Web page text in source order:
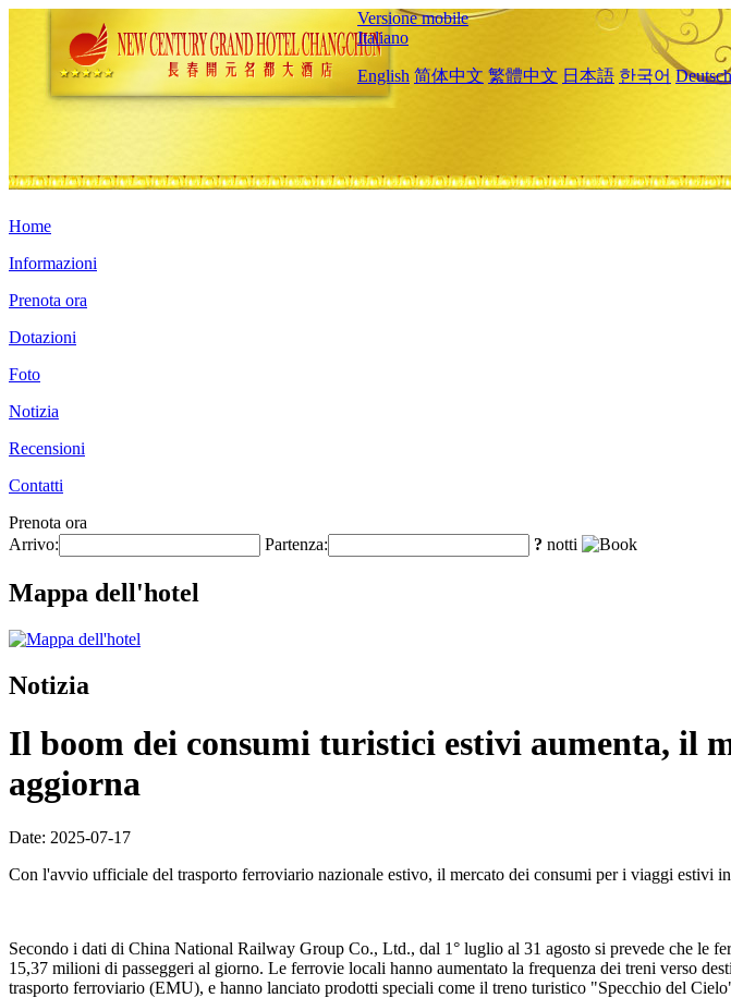
Versione mobile
Italiano
English 简体中文 繁體中文 日本語 한국어 Deutsch
Home
Informazioni
Prenota ora
Dotazioni
Foto
Notizia
Recensioni
Contatti
Prenota ora
Arrivo:
Partenza: ? notti
Mappa dell'hotel
Notizia
Il boom dei consumi turistici estivi aumenta, il
aggiorna
Date: 2025-07-17
Con l'avvio ufficiale del trasporto ferroviario nazionale estivo, il mercato dei consumi per i viaggi estivi
Secondo i dati di China National Railway Group Co., Ltd., dal 1° luglio al 31 agosto si prevede che le
15,37 milioni di passeggeri al giorno. Le ferrovie locali hanno aumentato la frequenza dei treni verso
trasporto ferroviario (EMU), e hanno lanciato prodotti speciali come il treno turistico "Specchio del